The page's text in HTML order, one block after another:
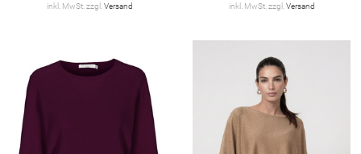
inkl. MwSt. zzgl. Versand inkl. MwSt. zzgl. Versand